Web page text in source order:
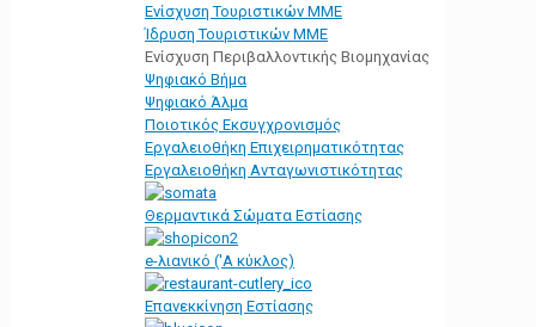
Ενίσχυση Τουριστικών ΜΜΕ
Ίδρυση Τουριστικών ΜΜΕ
Ενίσχυση Περιβαλλοντικής Βιομηχανίας
Ψηφιακό Βήμα
Ψηφιακό Άλμα
Ποιοτικός Εκσυγχρονισμός
Εργαλειοθήκη Eπιχειρηματικότητας
Εργαλειοθήκη Ανταγωνιστικότητας
Θερμαντικά Σώματα Εστίασης
e-λιανικό ('Α κύκλος)
Επανεκκίνηση Εστίασης